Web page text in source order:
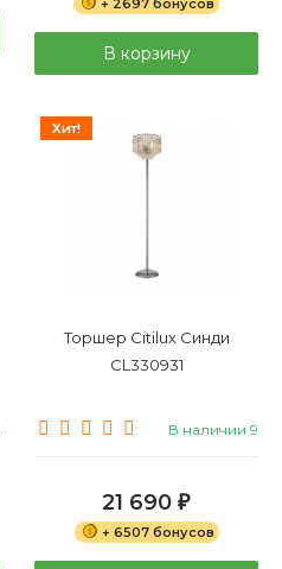
В корзину
Хит!
Торшер Citilux Синди
CL330931
В наличии 9
21 690 ₽
+ 6507 бонусов